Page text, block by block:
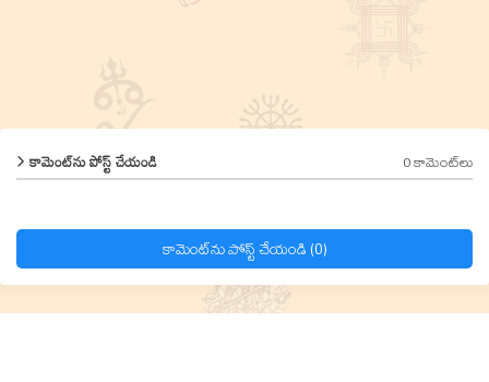
కామెంట్‌ను పోస్ట్ చేయండి 0 కామెంట్‌లు
కామెంట్‌ను పోస్ట్ చేయండి (0)